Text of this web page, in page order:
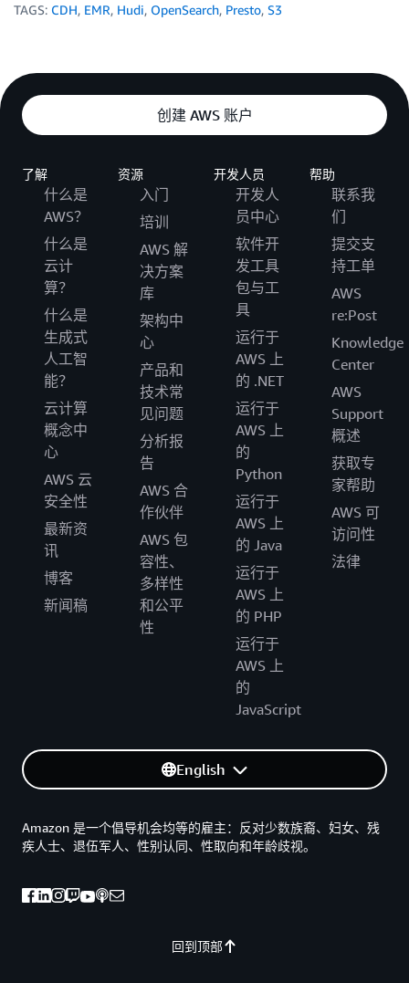
TAGS: CDH, EMR, Hudi, OpenSearch, Presto, S3
创建 AWS 账户
了解
什么是
AWS？
什么是
云计
算？
什么是
生成式
人工智
能？
云计算
概念中
心
AWS 云
安全性
最新资
讯
博客
新闻稿
资源
入门
培训
AWS 解
决方案
库
架构中
心
产品和
技术常
见问题
分析报
告
AWS 合
作伙伴
AWS 包
容性、
多样性
和公平
性
开发人员
开发人
员中心
软件开
发工具
包与工
具
运行于
AWS 上
的 .NET
运行于
AWS 上
的
Python
运行于
AWS 上
的 Java
运行于
AWS 上
的 PHP
运行于
AWS 上
的
JavaScript
帮助
联系我
们
提交支
持工单
AWS
re:Post
Knowledge
Center
AWS
Support
概述
获取专
家帮助
AWS 可
访问性
法律
English
回到顶部
Amazon 是一个倡导机会均等的雇主：反对少数族裔、妇女、残
疾人士、退伍军人、性别认同、性取向和年龄歧视。